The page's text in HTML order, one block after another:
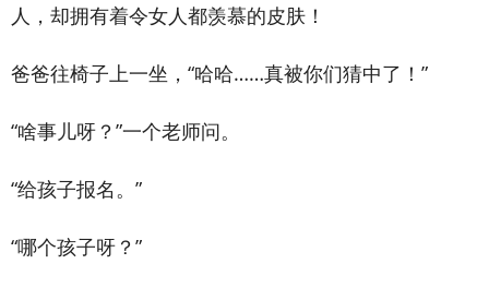
人，却拥有着令女人都羡慕的皮肤！
爸爸往椅子上一坐，“哈哈……真被你们猜中了！”
“啥事儿呀？”一个老师问。
“给孩子报名。”
“哪个孩子呀？”